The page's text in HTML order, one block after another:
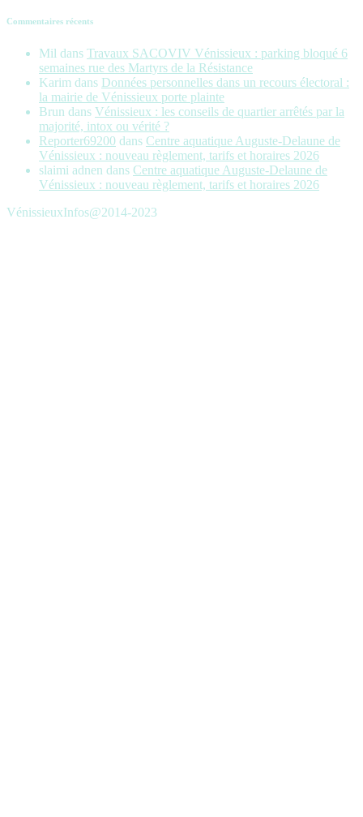
Commentaires récents
Mil dans Travaux SACOVIV Vénissieux : parking bloqué 6
semaines rue des Martyrs de la Résistance
Karim dans Données personnelles dans un recours électoral :
la mairie de Vénissieux porte plainte
Brun dans Vénissieux : les conseils de quartier arrêtés par la
majorité, intox ou vérité ?
Reporter69200 dans Centre aquatique Auguste-Delaune de
Vénissieux : nouveau règlement, tarifs et horaires 2026
slaimi adnen dans Centre aquatique Auguste-Delaune de
Vénissieux : nouveau règlement, tarifs et horaires 2026
VénissieuxInfos@2014-2023